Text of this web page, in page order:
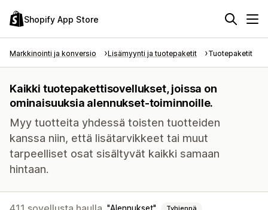
Shopify App Store
Markkinointi ja konversio Lisämyynti ja tuotepaketit Tuotepaketit
Kaikki tuotepakettisovellukset, joissa on
ominaisuuksia alennukset-toiminnoille.
Myy tuotteita yhdessä toisten tuotteiden
kanssa niin, että lisätarvikkeet tai muut
tarpeelliset osat sisältyvät kaikki samaan
hintaan.
Alennukset Tyhjennä